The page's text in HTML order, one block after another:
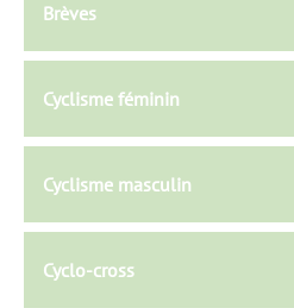
Brèves
Cyclisme féminin
Cyclisme masculin
Cyclo-cross